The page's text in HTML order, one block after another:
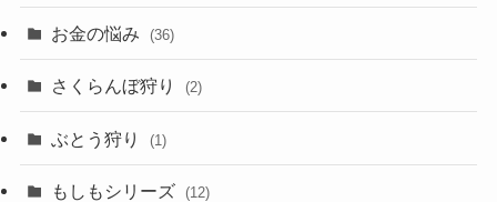
お金の悩み (36)
さくらんぼ狩り (2)
ぶとう狩り (1)
もしもシリーズ (12)